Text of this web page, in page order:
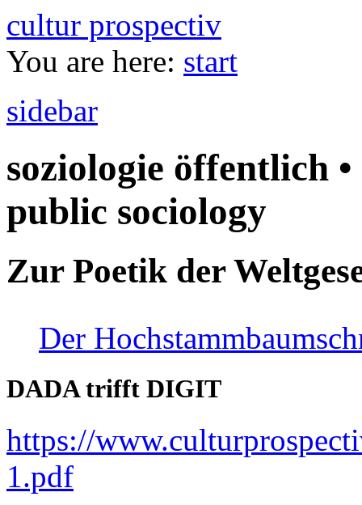
cultur prospectiv
You are here: start
sidebar
soziologie öffentlich
public sociology
Zur Poetik der
Der
DADA trifft DIGIT
https://
1.pdf